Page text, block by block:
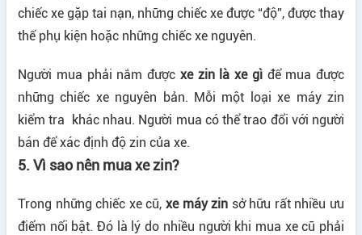
chiếc xe gặp tai nạn, những chiếc xe được “độ”, được thay
thế phụ kiện hoặc những chiếc xe nguyên.
Người mua phải nắm được xe zin là xe gìđể mua được
những chiếc xe nguyên bản. Mỗi một loại xe máy zin
kiểm tra khác nhau. Người mua có thể trao đổi với người
bán để xác định độ zin của xe.
5. Vì sao nên mua xe zin?
Trong những chiếc xe cũ, xe máy zin sở hữu rất nhiều ưu
điểm nổi bật. Đó là lý do nhiều người khi mua xe cũ phải